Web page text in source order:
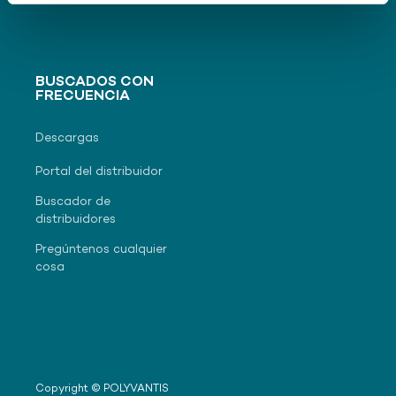
BUSCADOS CON
FRECUENCIA
Descargas
Portal del distribuidor
Buscador de
distribuidores
Pregúntenos cualquier
cosa
Copyright © POLYVANTIS